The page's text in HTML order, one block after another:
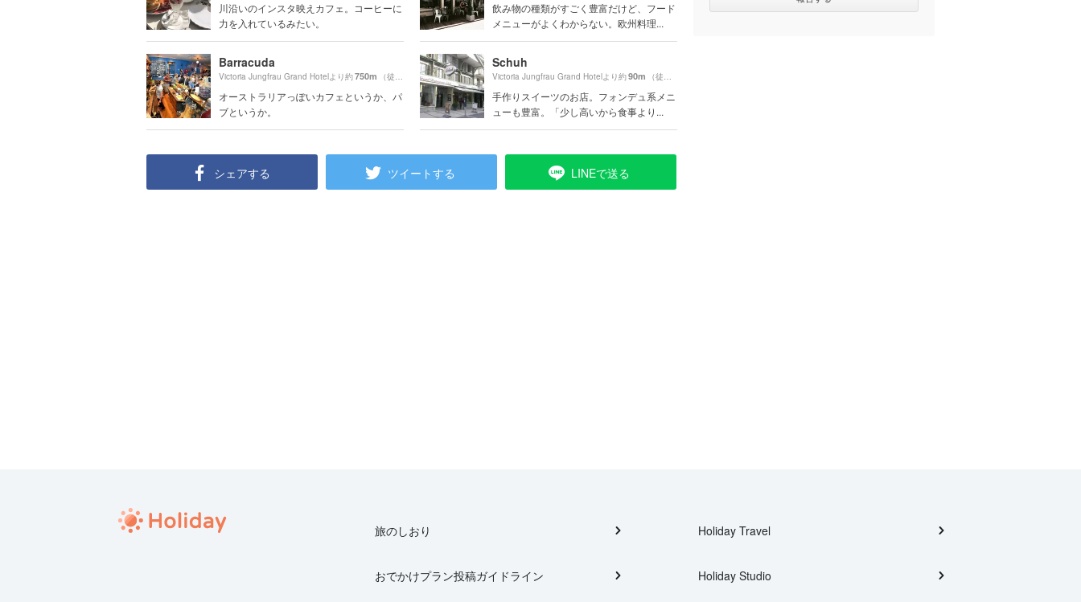
川沿いのインスタ映えカフェ。コーヒーに
力を入れているみたい。
飲み物の種類がすごく豊富だけど、フード
メニューがよくわからない。欧州料理...
Barracuda
Victoria Jungfrau Grand Hotelより約750m （徒歩13分）
オーストラリアっぽいカフェというか、パ
ブというか。
Schuh
Victoria Jungfrau Grand Hotelより約90m （徒歩2分）
手作りスイーツのお店。フォンデュ系メニ
ューも豊富。「少し高いから食事より...
シェアする ツイートする LINEで送る
旅のしおり
おでかけプラン投稿ガイドライン
Holiday Travel
Holiday Studio